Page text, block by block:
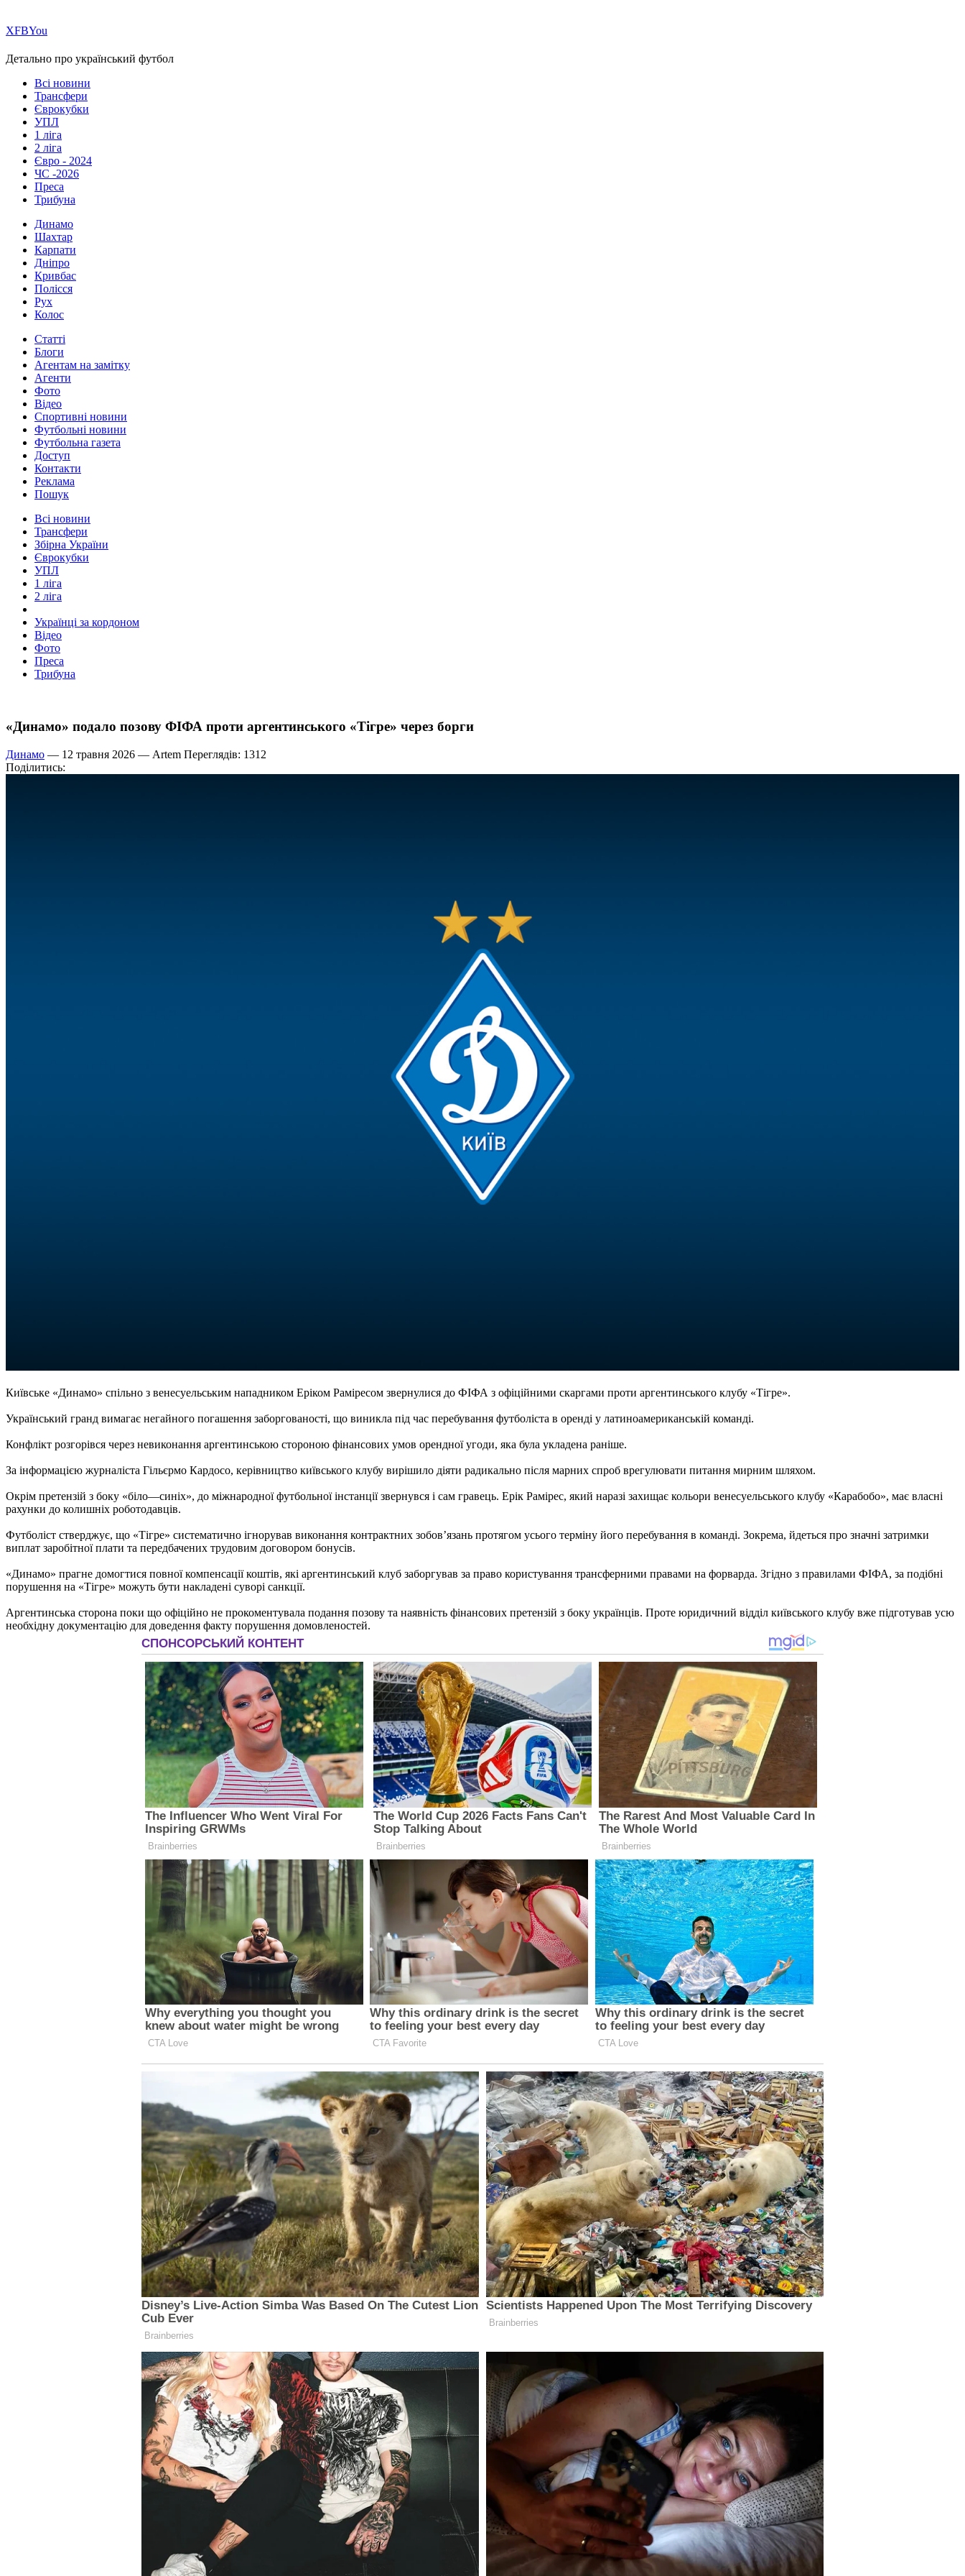
ХFBYou
Детально про український футбол
Всі новини
Трансфери
Єврокубки
УПЛ
1 ліга
2 ліга
Євро - 2024
ЧС -2026
Преса
Трибуна
Динамо
Шахтар
Карпати
Дніпро
Кривбас
Полісся
Рух
Колос
Статті
Блоги
Агентам на замітку
Агенти
Фото
Відео
Спортивні новини
Футбольні новини
Футбольна газета
Доступ
Контакти
Реклама
Пошук
Всі новини
Трансфери
Збірна України
Єврокубки
УПЛ
1 ліга
2 ліга
Українці за кордоном
Відео
Фото
Преса
Трибуна
«Динамо» подало позову ФІФА проти аргентинського «Тігре» через борги
Динамо — 12 травня 2026 — Artem Переглядів: 1312
Поділитись:
Київське «Динамо» спільно з венесуельським нападником Еріком Раміресом звернулися до ФІФА з офіційними скаргами проти аргентинського клубу «Тігре».
Український гранд вимагає негайного погашення заборгованості, що виникла під час перебування футболіста в оренді у латиноамериканській команді.
Конфлікт розгорівся через невиконання аргентинською стороною фінансових умов орендної угоди, яка була укладена раніше.
За інформацією журналіста Гільєрмо Кардосо, керівництво київського клубу вирішило діяти радикально після марних спроб врегулювати питання мирним шляхом.
Окрім претензій з боку «біло—синіх», до міжнародної футбольної інстанції звернувся і сам гравець. Ерік Рамірес, який наразі захищає кольори венесуельського клубу «Карабобо», має власні
рахунки до колишніх роботодавців.
Футболіст стверджує, що «Тігре» систематично ігнорував виконання контрактних зобов’язань протягом усього терміну його перебування в команді. Зокрема, йдеться про значні затримки
виплат заробітної плати та передбачених трудовим договором бонусів.
«Динамо» прагне домогтися повної компенсації коштів, які аргентинський клуб заборгував за право користування трансферними правами на форварда. Згідно з правилами ФІФА, за подібні
порушення на «Тігре» можуть бути накладені суворі санкції.
Аргентинська сторона поки що офіційно не прокоментувала подання позову та наявність фінансових претензій з боку українців. Проте юридичний відділ київського клубу вже підготував усю
необхідну документацію для доведення факту порушення домовленостей.